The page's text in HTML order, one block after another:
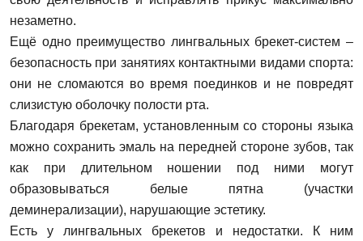
незаметно.
Ещё одно преимущество лингвальных брекет-систем –
безопасность при занятиях контактными видами спорта:
они не сломаются во время поединков и не повредят
слизистую оболочку полости рта.
Благодаря брекетам, установленным со стороны языка
можно сохранить эмаль на передней стороне зубов, так
как при длительном ношении под ними могут
образовываться белые пятна (участки
деминерализации), нарушающие эстетику.
Есть у лингвальных брекетов и недостатки. К ним